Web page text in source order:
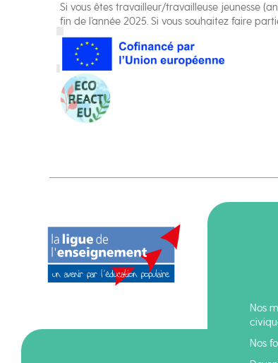
Si vous êtes travailleur/travailleuse jeunesse
fin de l’année 2025. Si vous souhaitez faire
Nos
Nos